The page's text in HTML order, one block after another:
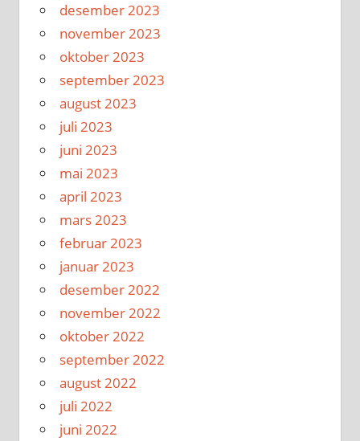
desember 2023
november 2023
oktober 2023
september 2023
august 2023
juli 2023
juni 2023
mai 2023
april 2023
mars 2023
februar 2023
januar 2023
desember 2022
november 2022
oktober 2022
september 2022
august 2022
juli 2022
juni 2022